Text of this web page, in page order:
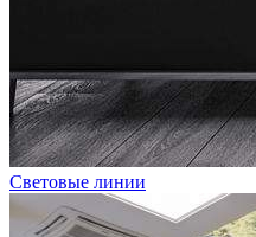
Световые линии